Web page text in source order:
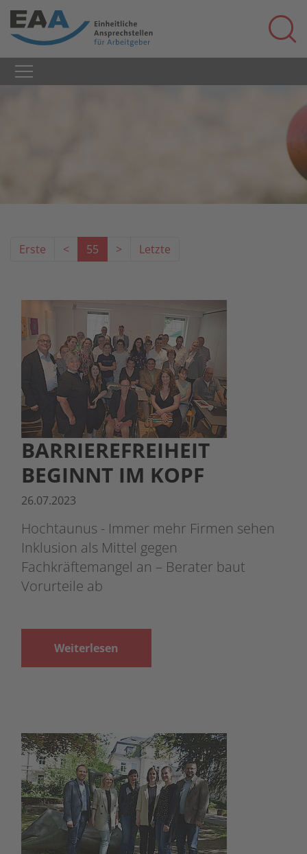
Erste < 55 > Letzte
BARRIEREFREIHEIT
BEGINNT IM KOPF
26.07.2023
Hochtaunus - Immer mehr Firmen sehen
Inklusion als Mittel gegen
Fachkräftemangel an – Berater baut
Vorurteile ab
Weiterlesen